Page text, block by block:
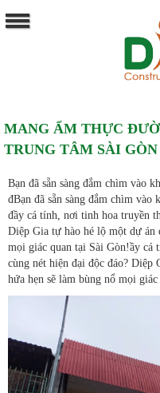
MANG ẨM THỰC
TRUNG TÂM SÀI
Bạn đã sẵn sàng đắm chìm vào
đBạn đã sẵn sàng đắm chìm
đầy cá tính, nơi tinh hoa truyền
Diệp Gia tự hào hé lộ một dự án
mọi giác quan tại Sài Gòn!ầy cá
cùng nét hiện đại độc đáo? Diệp
hứa hẹn sẽ làm bùng nổ mọi